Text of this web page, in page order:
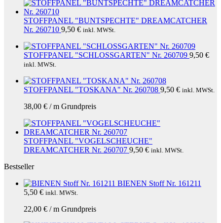
STOFFPANEL "BUNTSPECHTE" DREAMCATCHER
Nr. 260710 9,50 € inkl. MWSt.
STOFFPANEL "SCHLOSSGARTEN" Nr. 260709 9,50 €
inkl. MWSt.
STOFFPANEL "TOSKANA" Nr. 260708 9,50 € inkl. MWSt.
38,00 € /m Grundpreis
STOFFPANEL "VOGELSCHEUCHE"
DREAMCATCHER Nr. 260707 9,50 € inkl. MWSt.
Bestseller
BIENEN Stoff Nr. 161211
5,50 € inkl. MWSt.
22,00 € /m Grundpreis